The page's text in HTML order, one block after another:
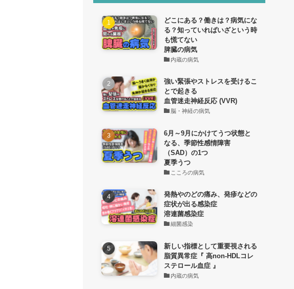
どこにある？働きは？病気にな
る？知っていればいざという時
も慌てない
脾臓の病気
内蔵の病気
強い緊張やストレスを受けるこ
とで起きる
血管迷走神経反応 (VVR)
脳・神経の病気
6月～9月にかけてうつ状態と
なる、季節性感情障害
（SAD）の1つ
夏季うつ
こころの病気
発熱やのどの痛み、発疹などの
症状が出る感染症
溶連菌感染症
細菌感染
新しい指標として重要視される
脂質異常症『 高non-HDLコレ
ステロール血症 』
内蔵の病気